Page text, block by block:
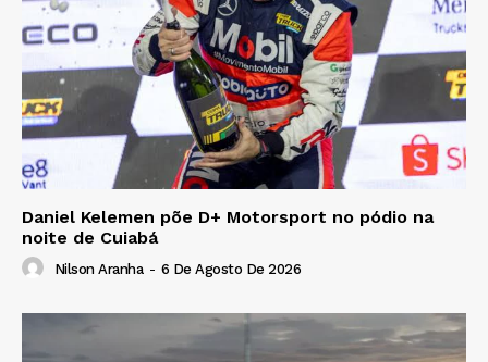
Daniel Kelemen põe D+ Motorsport no pódio na
noite de Cuiabá
Nilson Aranha - 6 De Agosto De 2026